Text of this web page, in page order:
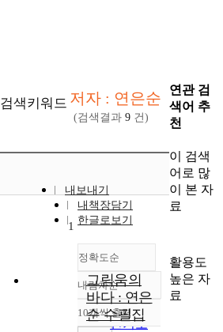
검색키워드 저자 : 연은순
(검색결과 9 건)
내보내기
내책장담기
한글로보기
정확도순
정확도
순
인기도
내림차순
내림차순
10개씩 출력
1
그림움의
바다 : 연은
순 수필집
연관 검
색어 추
천
이 검색
어로 많
이 본 자
료
활용도
높은 자
료